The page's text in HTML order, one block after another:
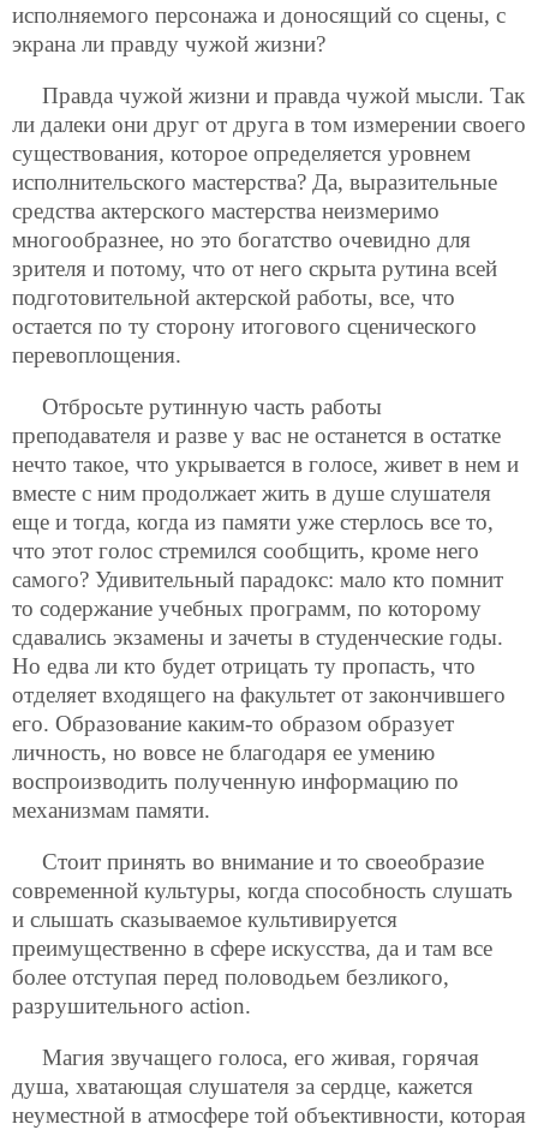
исполняемого персонажа и доносящий со сцены, с
экрана ли правду чужой жизни?
Правда чужой жизни и правда чужой мысли. Так
ли далеки они друг от друга в том измерении своего
существования, которое определяется уровнем
исполнительского мастерства? Да, выразительные
средства актерского мастерства неизмеримо
многообразнее, но это богатство очевидно для
зрителя и потому, что от него скрыта рутина всей
подготовительной актерской работы, все, что
остается по ту сторону итогового сценического
перевоплощения.
Отбросьте рутинную часть работы
преподавателя и разве у вас не останется в остатке
нечто такое, что укрывается в голосе, живет в нем и
вместе с ним продолжает жить в душе слушателя
еще и тогда, когда из памяти уже стерлось все то,
что этот голос стремился сообщить, кроме него
самого? Удивительный парадокс: мало кто помнит
то содержание учебных программ, по которому
сдавались экзамены и зачеты в студенческие годы.
Но едва ли кто будет отрицать ту пропасть, что
отделяет входящего на факультет от закончившего
его. Образование каким-то образом образует
личность, но вовсе не благодаря ее умению
воспроизводить полученную информацию по
механизмам памяти.
Стоит принять во внимание и то своеобразие
современной культуры, когда способность слушать
и слышать сказываемое культивируется
преимущественно в сфере искусства, да и там все
более отступая перед половодьем безликого,
разрушительного action.
Магия звучащего голоса, его живая, горячая
душа, хватающая слушателя за сердце, кажется
неуместной в атмосфере той объективности, которая